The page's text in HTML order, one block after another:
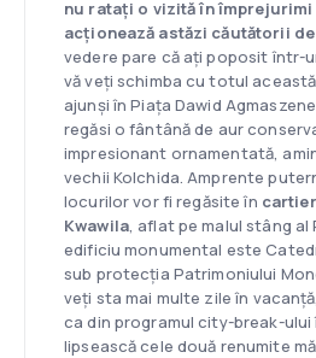
nu ratați o vizită în
acționează astăzi căutătorii
vedere pare că ați poposit într-
vă veți schimba cu totul
ajunși în Piața Dawid
regăsi o fântână de aur
impresionant ornamentată,
vechii Kolchida. Amprente
locurilor vor fi regăsite în
Kwawila, aflat pe malul stâng al
edificiu monumental este
sub protecția Patrimoniului
veți sta mai multe zile în
ca din programul city-break-ului
lipsească cele două renumite